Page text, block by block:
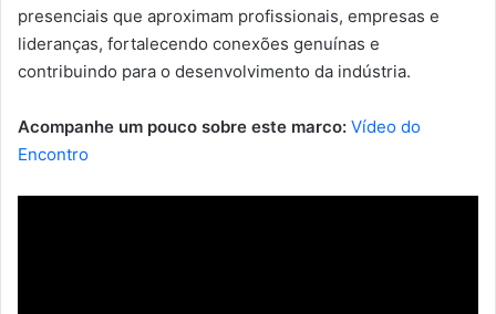
presenciais que aproximam profissionais, empresas e
lideranças, fortalecendo conexões genuínas e
contribuindo para o desenvolvimento da indústria.
Acompanhe um pouco sobre este marco: Vídeo do
Encontro